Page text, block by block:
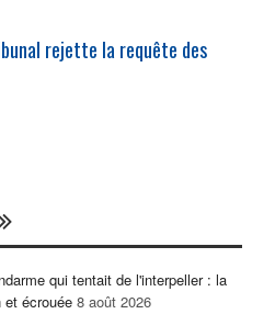
rejette la requête des
qui tentait de l'interpeller : la
écrouée 8 août 2026